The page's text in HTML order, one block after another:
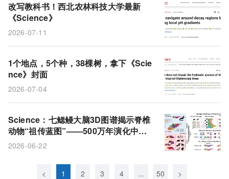
改写教科书！西北农林科技大学最新
《Science》
2026-07-11
1个地点，5个种，38棵树，拿下《Scie
nce》封面
2026-07-04
Science：七鳃鳗大脑3D图谱揭示脊椎
动物“祖传蓝图”——500万年演化中细
胞类型保守而功能重塑
2026-06-22
< 1 2 3 4 ... 50 >